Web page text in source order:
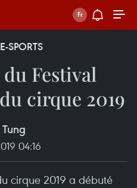
SPORTS
Festival
cirque 2019
04:16
cirque 2019 a débuté